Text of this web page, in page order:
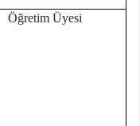
Öğretim Üyesi